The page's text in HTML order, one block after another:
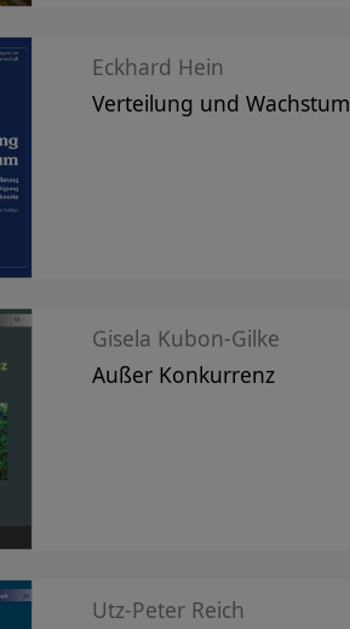
Eckhard Hein
Verteilung und Wachstum
Gisela Kubon-Gilke
Außer Konkurrenz
Utz-Peter Reich